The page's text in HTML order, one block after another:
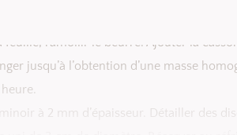
feuille, ramollir le beurre. Ajouter la
jusqu’à l’obtention d’une masse
à 2 mm d’épaisseur. Détailler des